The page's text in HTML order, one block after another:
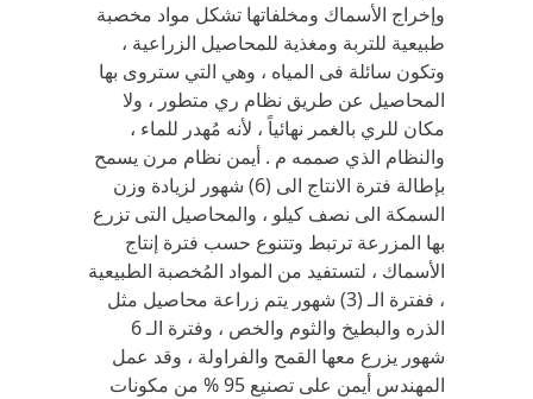
وإخراج الأسماك ومخلفاتها تشكل مواد مخصبة
طبيعية للتربة ومغذية للمحاصيل الزراعية ،
وتكون سائلة فى المياه ، وهي التي ستروى بها
المحاصيل عن طريق نظام ري متطور ، ولا
مكان للري بالغمر نهائياً ، لأنه مُهدر للماء ،
والنظام الذي صممه م . أيمن نظام مرن يسمح
بإطالة فترة الانتاج الى (6) شهور لزيادة وزن
السمكة الى نصف كيلو ، والمحاصيل التى تزرع
بها المزرعة ترتبط وتتنوع حسب فترة إنتاج
الأسماك ، لتستفيد من المواد المُخصبة الطبيعية
، ففترة الـ (3) شهور يتم زراعة محاصيل مثل
الذره والبطيخ والثوم والخص ، وفترة الـ 6
شهور يزرع معها القمح والفراولة ، وقد عمل
المهندس أيمن على تصنيع 95 % من مكونات